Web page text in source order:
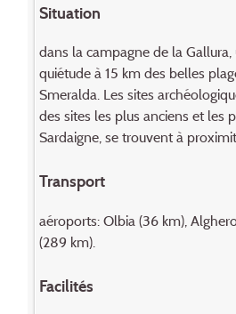
Situation
dans la campagne de la Gallura,
quiétude à 15 km des belles
Smeralda. Les sites
des sites les plus anciens et les
Sardaigne, se trouvent à
Transport
aéroports: Olbia (36 km),
(289 km).
Facilités